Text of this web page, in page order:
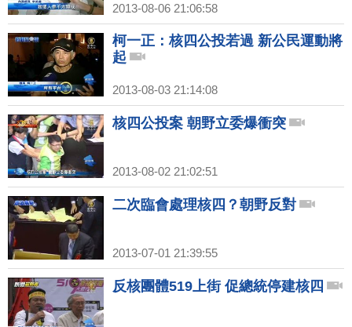
2013-08-06 21:06:58
柯一正：核四公投若過 新公民運動將
起
2013-08-03 21:14:08
核四公投案 朝野立委爆衝突
2013-08-02 21:02:51
二次臨會處理核四？朝野反對
2013-07-01 21:39:55
反核團體519上街 促總統停建核四